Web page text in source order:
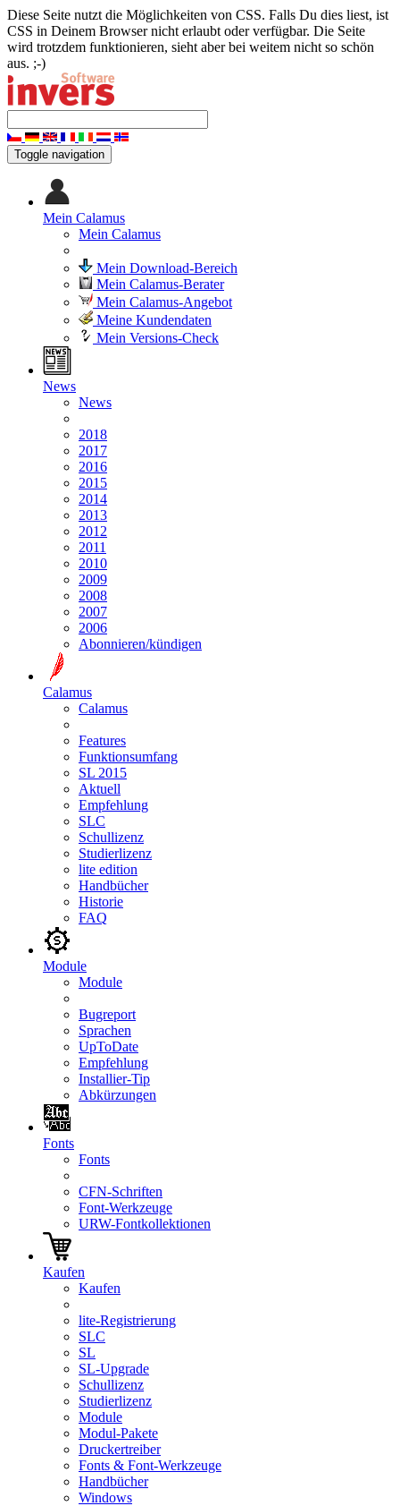
Diese Seite nutzt die Möglichkeiten von CSS. Falls Du dies liest, ist
CSS in Deinem Browser nicht erlaubt oder verfügbar. Die Seite
wird trotzdem funktionieren, sieht aber bei weitem nicht so schön
aus. ;-)
Toggle navigation
Mein Calamus
Mein Calamus
Mein Download-Bereich
Mein Calamus-Berater
Mein Calamus-Angebot
Meine Kundendaten
Mein Versions-Check
News
News
2018
2017
2016
2015
2014
2013
2012
2011
2010
2009
2008
2007
2006
Abonnieren/kündigen
Calamus
Calamus
Features
Funktionsumfang
SL 2015
Aktuell
Empfehlung
SLC
Schullizenz
Studierlizenz
lite edition
Handbücher
Historie
FAQ
Module
Module
Bugreport
Sprachen
UpToDate
Empfehlung
Installier-Tip
Abkürzungen
Fonts
Fonts
CFN-Schriften
Font-Werkzeuge
URW-Fontkollektionen
Kaufen
Kaufen
lite-Registrierung
SLC
SL
SL-Upgrade
Schullizenz
Studierlizenz
Module
Modul-Pakete
Druckertreiber
Fonts & Font-Werkzeuge
Handbücher
Windows